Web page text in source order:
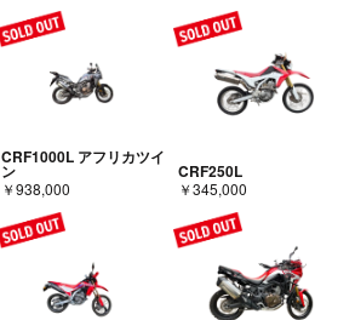
CRF1000L アフリカツイ
ン
￥938,000
CRF250L
￥345,000